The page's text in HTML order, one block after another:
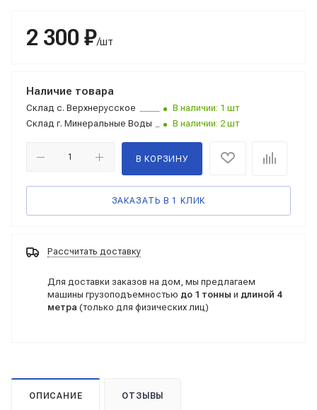
2 300 ₽/шт
Наличие товара
Склад с. Верхнерусское
В наличии: 1 шт
Склад г. Минеральные Воды В наличии: 2 шт
В КОРЗИНУ
ЗАКАЗАТЬ В 1 КЛИК
Рассчитать доставку
Для доставки заказов на дом, мы предлагаем
машины грузоподъемностью до 1 тонны и длиной 4
метра (только для физических лиц)
ОПИСАНИЕ ОТЗЫВЫ